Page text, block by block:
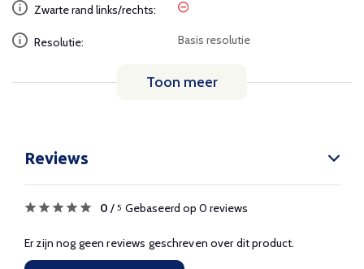
Zwarte rand links/rechts:
Resolutie: Basis resolutie
Toon meer
Reviews
0 / 5 Gebaseerd op 0 reviews
Er zijn nog geen reviews geschreven over dit product.